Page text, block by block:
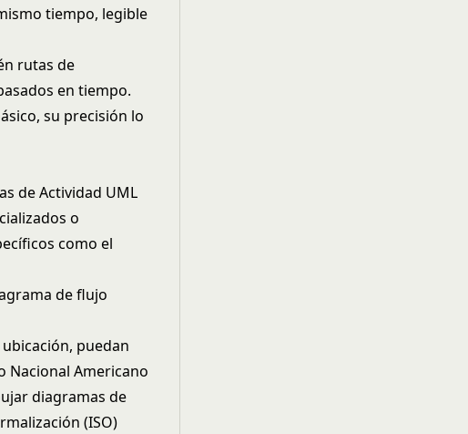
tiempo, legible
rutas de
en tiempo.
su precisión lo
de Actividad UML
o
como el
de flujo
puedan
Nacional Americano
diagramas de
(ISO)